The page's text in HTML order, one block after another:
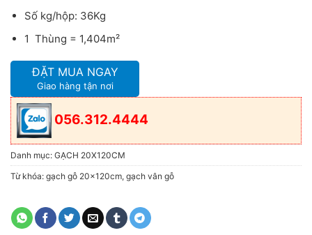
Số kg/hộp: 36Kg
1 Thùng = 1,404m²
ĐẶT MUA NGAY
Giao hàng tận nơi
056.312.4444
Danh mục: GẠCH 20X120CM
Từ khóa: gạch gỗ 20x120cm, gạch vân gỗ